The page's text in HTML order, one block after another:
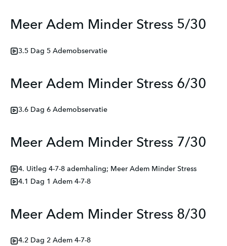
Meer Adem Minder Stress 5/30
3.5 Dag 5 Ademobservatie
Meer Adem Minder Stress 6/30
3.6 Dag 6 Ademobservatie
Meer Adem Minder Stress 7/30
4. Uitleg 4-7-8 ademhaling; Meer Adem Minder Stress
4.1 Dag 1 Adem 4-7-8
Meer Adem Minder Stress 8/30
4.2 Dag 2 Adem 4-7-8